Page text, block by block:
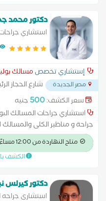
دكتور محمد
استشاري
العقم
إستشاري تخصص مسالك
مصر الجديدة شارع الحجاز
سعر الكشف:500 جنيه
استشاري جراحات المسالك
جراحة و مناظير الكلى
المسلحة * ماجستير جراحة
جامعة عين شمس * ⁠زميل كلية
الاكاديمية الطبية العسكرية و
متاح النهاردة من 12:00 مساءً
الكشف
دكتور كيرلس
استشارى جراحه